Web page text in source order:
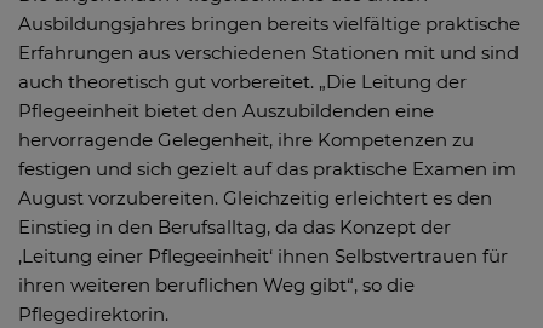
Ausbildungsjahres bringen bereits vielfältige praktische
Erfahrungen aus verschiedenen Stationen mit und sind
auch theoretisch gut vorbereitet. „Die Leitung der
Pflegeeinheit bietet den Auszubildenden eine
hervorragende Gelegenheit, ihre Kompetenzen zu
festigen und sich gezielt auf das praktische Examen im
August vorzubereiten. Gleichzeitig erleichtert es den
Einstieg in den Berufsalltag, da das Konzept der
‚Leitung einer Pflegeeinheit‘ ihnen Selbstvertrauen für
ihren weiteren beruflichen Weg gibt“, so die
Pflegedirektorin.